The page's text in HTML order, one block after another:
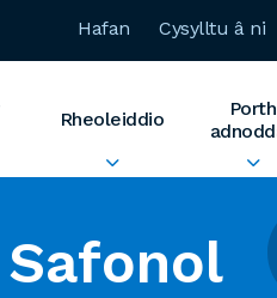
Hafan Cysylltu â ni
Rheoleiddio
Porth